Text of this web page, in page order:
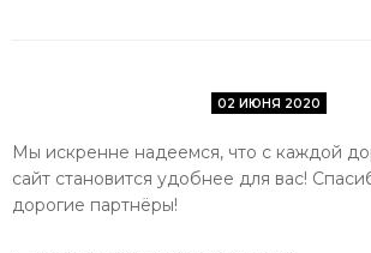
02 ИЮНЯ 2020
Мы искренне надеемся, что с каждой
сайт становится удобнее для вас!
дорогие партнёры!